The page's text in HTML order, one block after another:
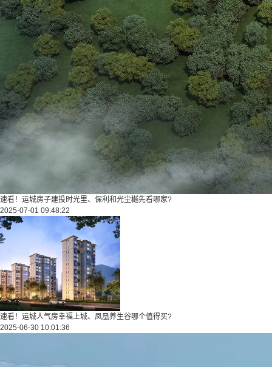
速看！运城房子建投时光里、保利和光尘樾先看哪家?
2025-07-01 09:48:22
速看！运城人气房幸福上城、凤凰养生谷哪个值得买?
2025-06-30 10:01:36